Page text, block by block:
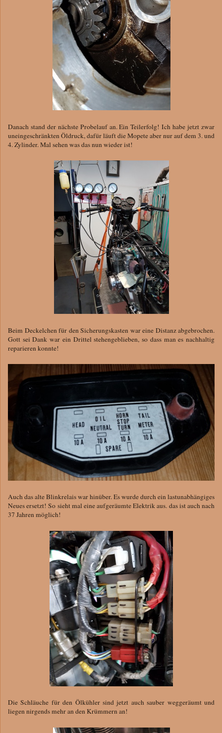
Danach stand der nächste Probelauf an. Ein Teilerfolg! Ich habe jetzt zwar
uneingeschränkten Öldruck, dafür läuft die Mopete aber nur auf dem 3. und
4. Zylinder. Mal sehen was das nun wieder ist!
Beim Deckelchen für den Sicherungskasten war eine Distanz abgebrochen.
Gott sei Dank war ein Drittel stehengeblieben, so dass man es nachhaltig
reparieren konnte!
Auch das alte Blinkrelais war hinüber. Es wurde durch ein lastunabhängiges
Neues ersetzt! So sieht mal eine aufgeräumte Elektrik aus. das ist auch nach
37 Jahren möglich!
Die Schläuche für den Ölkühler sind jetzt auch sauber weggeräumt und
liegen nirgends mehr an den Krümmern an!